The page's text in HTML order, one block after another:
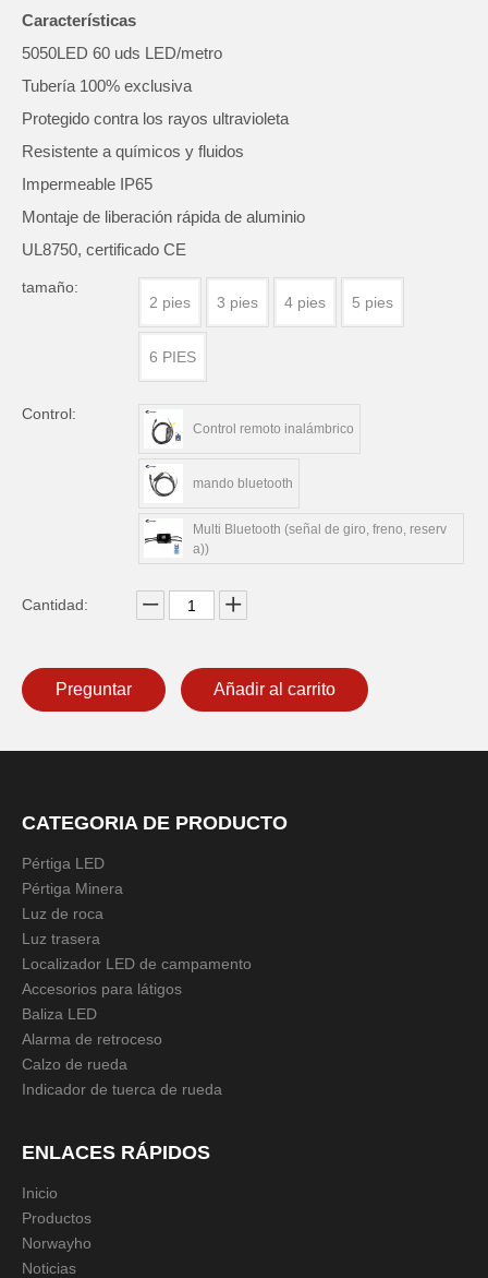
Características
5050LED 60 uds LED/metro
Tubería 100% exclusiva
Protegido contra los rayos ultravioleta
Resistente a químicos y fluidos
Impermeable IP65
Montaje de liberación rápida de aluminio
UL8750, certificado CE
tamaño:
2 pies
3 pies 4 pies 5 pies
6 PIES
Control:
Control remoto inalámbrico
mando bluetooth
Multi Bluetooth (señal de giro, freno, reserv
a))
Cantidad:
Preguntar Añadir al carrito
Descripción del producto
Especificación técnica
Tamaño:
Color:
Microprocesador
LED:
Impermeable:
Tensión de
funcionamiento:
Advertencia:
+/- sin cortocircuito
superficies:
LED:
Temperatura de
funcionamiento:
CATEGORIA DE PRODUCTO
Pértiga LED
Pértiga Minera
Luz de roca
Luz trasera
Localizador LED de campamento
Accesorios para látigos
Baliza LED
Alarma de retroceso
Calzo de rueda
Indicador de tuerca de rueda
ENLACES RÁPIDOS
Inicio
Productos
Norwayho
Noticias